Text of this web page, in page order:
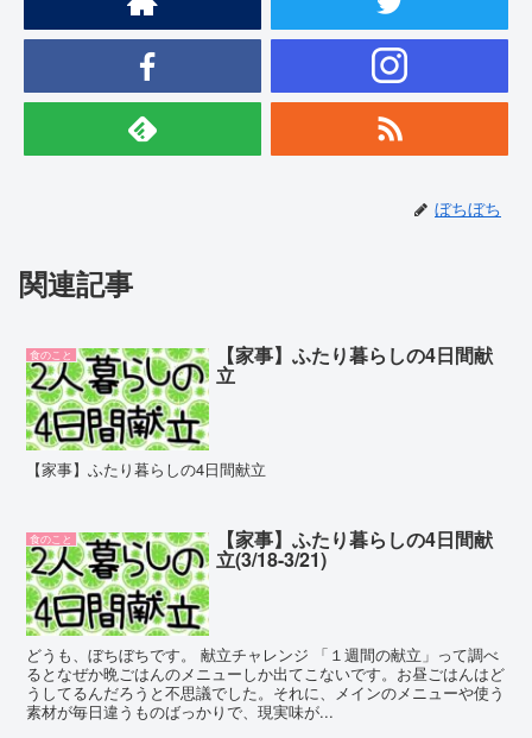
ぼちぼち
関連記事
食のこと 【家事】ふたり暮らしの4日間献
立
【家事】ふたり暮らしの4日間献立
食のこと 【家事】ふたり暮らしの4日間献
立(3/18-3/21)
どうも、ぼちぼちです。 献立チャレンジ 「１週間の献立」って調べ
るとなぜか晩ごはんのメニューしか出てこないです。お昼ごはんはど
うしてるんだろうと不思議でした。それに、メインのメニューや使う
素材が毎日違うものばっかりで、現実味が...